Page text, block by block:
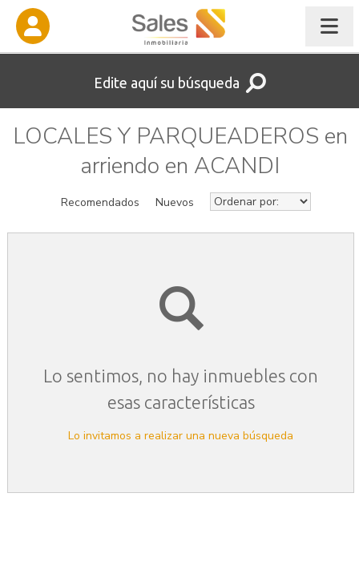
Edite aquí su búsqueda
LOCALES Y PARQUEADEROS en
arriendo en ACANDI
Recomendados Nuevos
Lo sentimos, no hay inmuebles con
esas características
Lo invitamos a realizar una nueva búsqueda